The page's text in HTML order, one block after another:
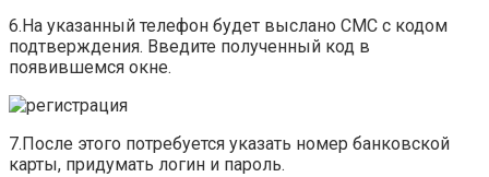
6.На указанный телефон будет выслано СМС с кодом
подтверждения. Введите полученный код в
появившемся окне.
7.После этого потребуется указать номер банковской
карты, придумать логин и пароль.